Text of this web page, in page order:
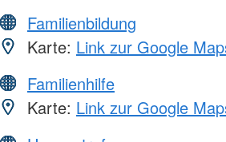
Familienbildung
Karte: Link zur Google
Familienhilfe
Karte: Link zur Google